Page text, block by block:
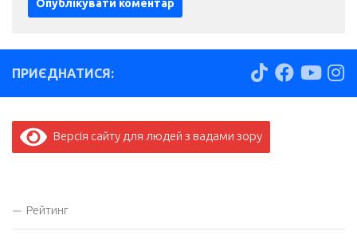
ПРИЄДНАТИСЯ:
Версія сайту для людей з вадами зору
Рейтинг